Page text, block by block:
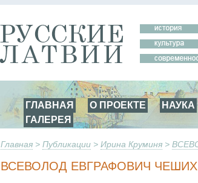
ГЛАВНАЯ О ПРОЕКТЕ НАУКА
ГАЛЕРЕЯ
Главная > Публикации > Ирина Круминя >
ВСЕВОЛОД ЕВГРАФОВИЧ